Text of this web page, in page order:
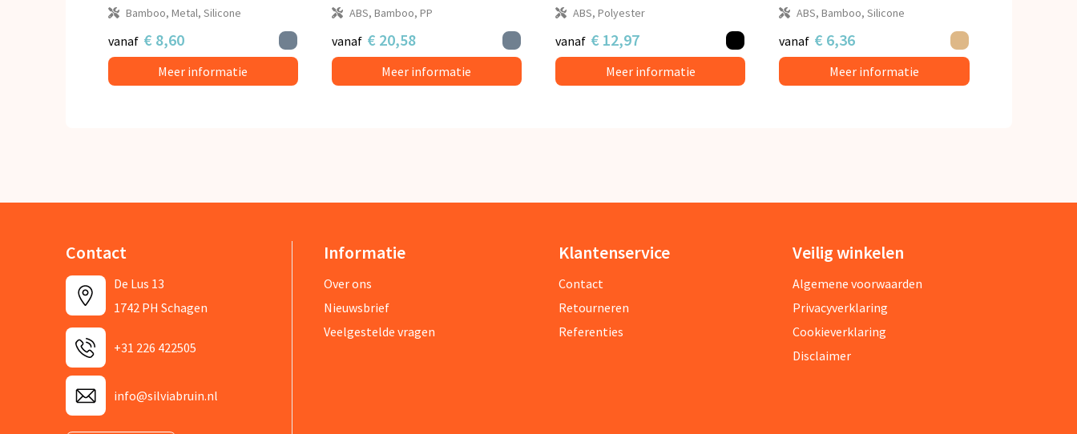
Bamboo, Metal, Silicone
vanaf € 8,60
Meer informatie
ABS, Bamboo, PP
vanaf € 20,58
Meer informatie
ABS, Polyester
vanaf € 12,97
Meer informatie
ABS, Bamboo, Silicone
vanaf € 6,36
Meer informatie
Contact
De Lus 13
1742 PH Schagen
+31 226 422505
info@silviabruin.nl
Informatie
Over ons
Nieuwsbrief
Veelgestelde vragen
Klantenservice
Contact
Retourneren
Referenties
Veilig winkelen
Algemene voorwaarden
Privacyverklaring
Cookieverklaring
Disclaimer